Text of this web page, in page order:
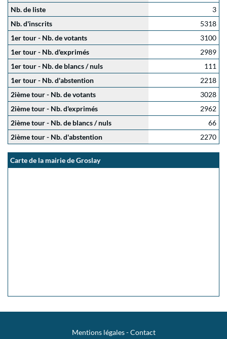
Nb. de liste
3
Nb. d'inscrits
5318
1er tour - Nb. de votants
3100
1er tour - Nb. d'exprimés
2989
1er tour - Nb. de blancs / nuls
111
1er tour - Nb. d'abstention
2218
2ième tour - Nb. de votants
3028
2ième tour - Nb. d'exprimés
2962
2ième tour - Nb. de blancs / nuls
66
2ième tour - Nb. d'abstention
2270
Carte de la mairie de Groslay
Mentions légales-Contact